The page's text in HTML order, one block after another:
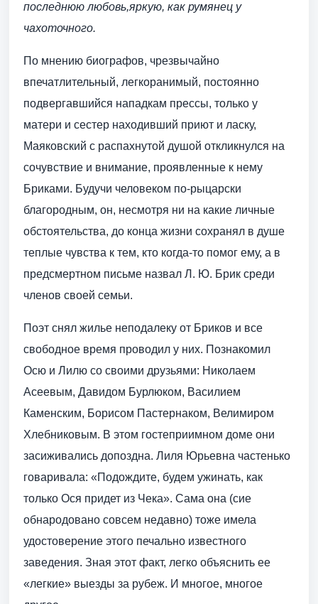
последнюю любовь,яркую, как румянец у
чахоточного.
По мнению биографов, чрезвычайно
впечатлительный, легкоранимый, постоянно
подвергавшийся нападкам прессы, только у
матери и сестер находивший приют и ласку,
Маяковский с распахнутой душой откликнулся на
сочувствие и внимание, проявленные к нему
Бриками. Будучи человеком по-рыцарски
благородным, он, несмотря ни на какие личные
обстоятельства, до конца жизни сохранял в душе
теплые чувства к тем, кто когда-то помог ему, а в
предсмертном письме назвал Л. Ю. Брик среди
членов своей семьи.
Поэт снял жилье неподалеку от Бриков и все
свободное время проводил у них. Познакомил
Осю и Лилю со своими друзьями: Николаем
Асеевым, Давидом Бурлюком, Василием
Каменским, Борисом Пастернаком, Велимиром
Хлебниковым. В этом гостеприимном доме они
засиживались допоздна. Лиля Юрьевна частенько
говаривала: «Подождите, будем ужинать, как
только Ося придет из Чека». Сама она (сие
обнародовано совсем недавно) тоже имела
удостоверение этого печально известного
заведения. Зная этот факт, легко объяснить ее
«легкие» выезды за рубеж. И многое, многое